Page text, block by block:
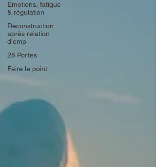
Émotions, fatigue
& régulation
Reconstruction
après relation
d’emp
28 Portes
Faire le point